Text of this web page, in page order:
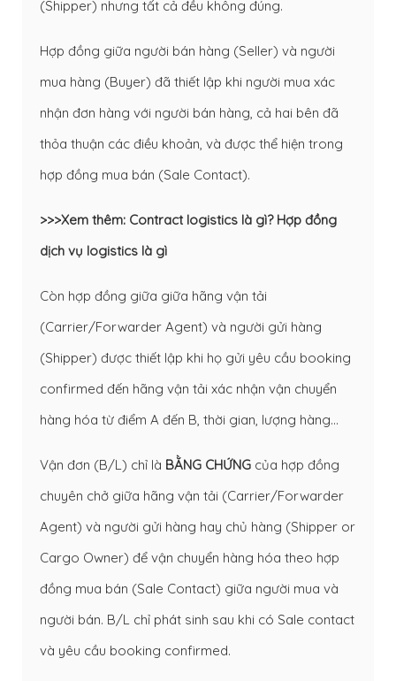
(Shipper) nhưng tất cả đều không đúng.
Hợp đồng giữa người bán hàng (Seller) và người
mua hàng (Buyer) đã thiết lập khi người mua xác
nhận đơn hàng với người bán hàng, cả hai bên đã
thỏa thuận các điều khoản, và được thể hiện trong
hợp đồng mua bán (Sale Contact).
>>>Xem thêm: Contract logistics là gì? Hợp đồng
dịch vụ logistics là gì
Còn hợp đồng giữa giữa hãng vận tải
(Carrier/Forwarder Agent) và người gửi hàng
(Shipper) được thiết lập khi họ gửi yêu cầu booking
confirmed đến hãng vận tải xác nhận vận chuyển
hàng hóa từ điểm A đến B, thời gian, lượng hàng…
Vận đơn (B/L) chỉ là BẰNG CHỨNG của hợp đồng
chuyên chở giữa hãng vận tải (Carrier/Forwarder
Agent) và người gửi hàng hay chủ hàng (Shipper or
Cargo Owner) để vận chuyển hàng hóa theo hợp
đồng mua bán (Sale Contact) giữa người mua và
người bán. B/L chỉ phát sinh sau khi có Sale contact
và yêu cầu booking confirmed.